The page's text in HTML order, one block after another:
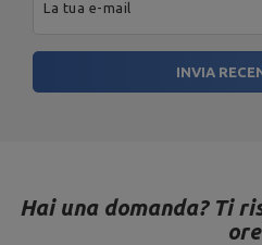
La tua e-mail
INVIA
Hai una domanda? Ti
ore